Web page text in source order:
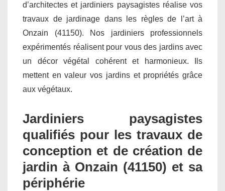
d’architectes et jardiniers paysagistes réalise vos
travaux de jardinage dans les règles de l’art à
Onzain (41150). Nos jardiniers professionnels
expérimentés réalisent pour vous des jardins avec
un décor végétal cohérent et harmonieux. Ils
mettent en valeur vos jardins et propriétés grâce
aux végétaux.
Jardiniers paysagistes
qualifiés pour les travaux de
conception et de création de
jardin à Onzain (41150) et sa
périphérie